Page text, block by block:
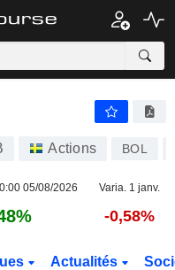
Actions BOL
05/08/2026 Varia. 1 janv.
-0,58%
Actualités